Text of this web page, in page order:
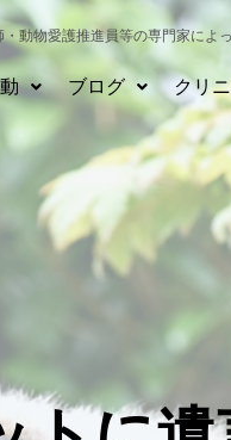
動物愛護推進員等の専門家によ
ブログ クリ